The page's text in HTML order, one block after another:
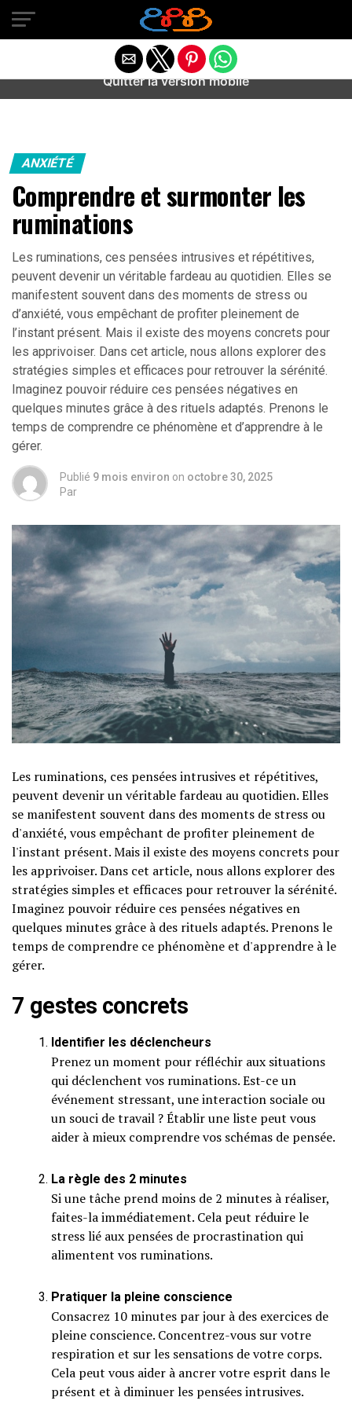
Warning
: preg_match(): Unknown modifier '/' in
/home/u589487443/domains/aideanxietestress.fr/
content/plugins/idev-post-views/includes/class-bots.php
ANXIÉTÉ
Comprendre et surmonter les
ruminations
Les ruminations, ces pensées intrusives et répétitives,
peuvent devenir un véritable fardeau au quotidien. Elles se
manifestent souvent dans des moments de stress ou
d’anxiété, vous empêchant de profiter pleinement de
l’instant présent. Mais il existe des moyens concrets pour
les apprivoiser. Dans cet article, nous allons explorer des
stratégies simples et efficaces pour retrouver la sérénité.
Imaginez pouvoir réduire ces pensées négatives en
quelques minutes grâce à des rituels adaptés. Prenons le
temps de comprendre ce phénomène et d’apprendre à le
gérer.
Publié 9 mois environ on octobre 30, 2025
Par
Les ruminations, ces pensées intrusives et répétitives,
peuvent devenir un véritable fardeau au quotidien. Elles
se manifestent souvent dans des moments de stress ou
d'anxiété, vous empêchant de profiter pleinement de
l'instant présent. Mais il existe des moyens concrets pour
les apprivoiser. Dans cet article, nous allons explorer des
stratégies simples et efficaces pour retrouver la sérénité.
Imaginez pouvoir réduire ces pensées négatives en
quelques minutes grâce à des rituels adaptés. Prenons le
temps de comprendre ce phénomène et d'apprendre à le
gérer.
7 gestes concrets
Identifier les déclencheurs
Prenez un moment pour réfléchir aux situations
qui déclenchent vos ruminations. Est-ce un
événement stressant, une interaction sociale ou
un souci de travail ? Établir une liste peut vous
aider à mieux comprendre vos schémas de pensée.
La règle des 2 minutes
Si une tâche prend moins de 2 minutes à réaliser,
faites-la immédiatement. Cela peut réduire le
stress lié aux pensées de procrastination qui
alimentent vos ruminations.
Pratiquer la pleine conscience
Consacrez 10 minutes par jour à des exercices de
pleine conscience. Concentrez-vous sur votre
respiration et sur les sensations de votre corps.
Cela peut vous aider à ancrer votre esprit dans le
présent et à diminuer les pensées intrusives.
Quitter la version mobile